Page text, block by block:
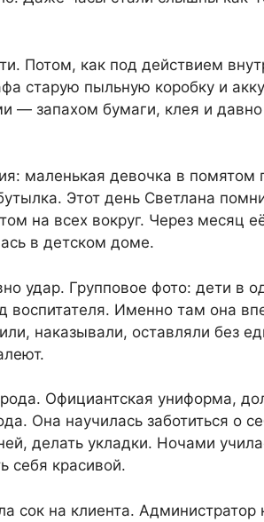
Потом, как под действием
старую пыльную коробку и
— запахом бумаги, клея и
маленькая девочка в помятом
Этот день Светлана
на всех вокруг. Через месяц
в детском доме.
удар. Групповое фото: дети в
воспитателя. Именно там она
наказывали, оставляли без
Официантская униформа,
Она научилась заботиться о
делать укладки. Ночами
себя красивой.
на клиента. Администратор